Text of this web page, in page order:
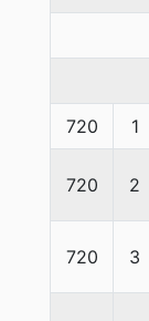
720 1
720 2
720 3